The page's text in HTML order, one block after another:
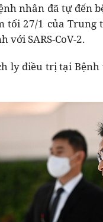
nhân đã tự đến
tối 27/1 của
SARS-CoV-2.
ly điều trị tại